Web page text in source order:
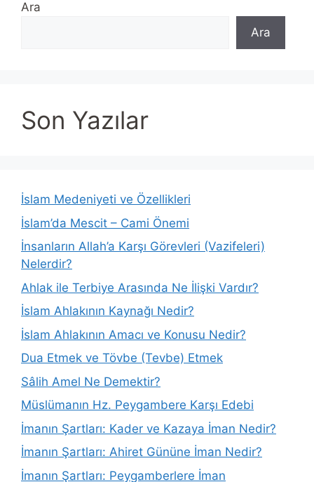
Ara
Ara
Son Yazılar
İslam Medeniyeti ve Özellikleri
İslam’da Mescit – Cami Önemi
İnsanların Allah’a Karşı Görevleri (Vazifeleri)
Nelerdir?
Ahlak ile Terbiye Arasında Ne İlişki Vardır?
İslam Ahlakının Kaynağı Nedir?
İslam Ahlakının Amacı ve Konusu Nedir?
Dua Etmek ve Tövbe (Tevbe) Etmek
Sâlih Amel Ne Demektir?
Müslümanın Hz. Peygambere Karşı Edebi
İmanın Şartları: Kader ve Kazaya İman Nedir?
İmanın Şartları: Ahiret Gününe İman Nedir?
İmanın Şartları: Peygamberlere İman